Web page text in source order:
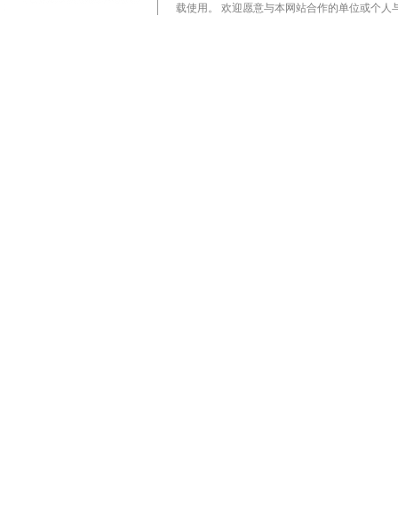
载使用。 欢迎愿意与本网站合作的单位或个人